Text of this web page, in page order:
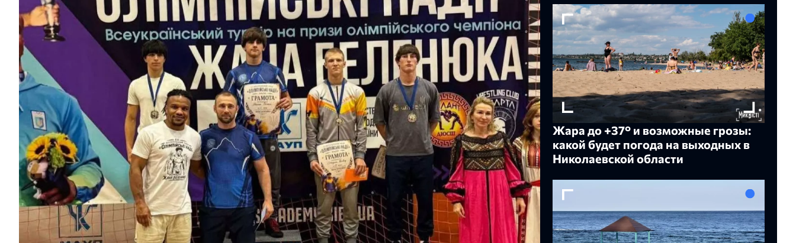
Жара до +37° и возможные грозы:
какой будет погода на выходных в
Николаевской области